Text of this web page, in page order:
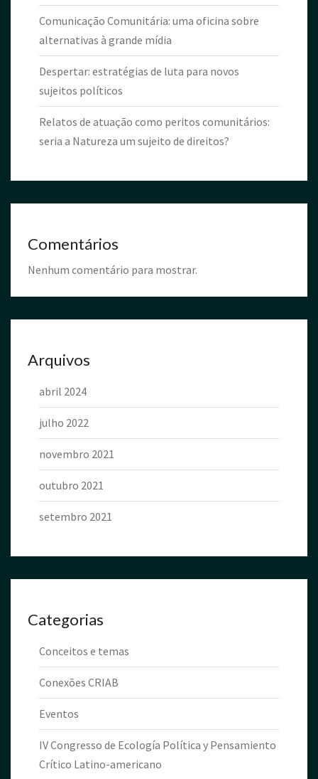
Comunicação Comunitária: uma oficina sobre
alternativas à grande mídia
Despertar: estratégias de luta para novos
sujeitos políticos
Relatos de atuação como peritos comunitários:
seria a Natureza um sujeito de direitos?
Comentários
Nenhum comentário para mostrar.
Arquivos
abril 2024
julho 2022
novembro 2021
outubro 2021
setembro 2021
Categorias
Conceitos e temas
Conexões CRIAB
Eventos
IV Congresso de Ecología Política y Pensamiento
Crítico Latino-americano